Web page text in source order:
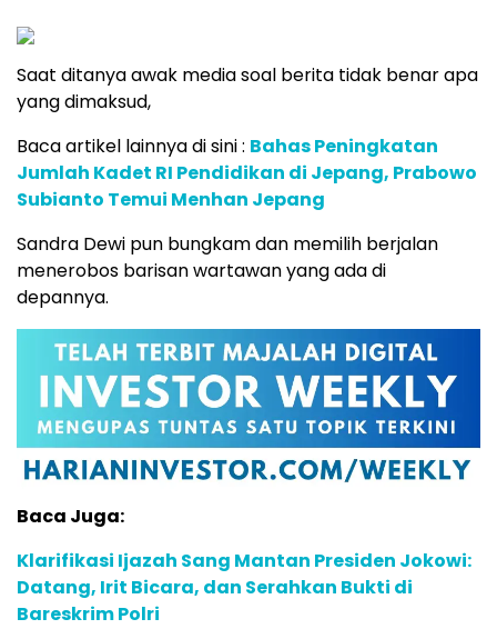
Saat ditanya awak media soal berita tidak benar apa
yang dimaksud,
Baca artikel lainnya di sini : Bahas Peningkatan
Jumlah Kadet RI Pendidikan di Jepang, Prabowo
Subianto Temui Menhan Jepang
Sandra Dewi pun bungkam dan memilih berjalan
menerobos barisan wartawan yang ada di
depannya.
Baca Juga:
Klarifikasi Ijazah Sang Mantan Presiden Jokowi:
Datang, Irit Bicara, dan Serahkan Bukti di
Bareskrim Polri